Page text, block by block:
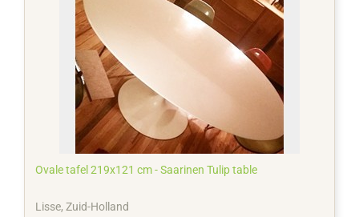
Ovale tafel 219x121 cm - Saarinen Tulip table
Lisse, Zuid-Holland